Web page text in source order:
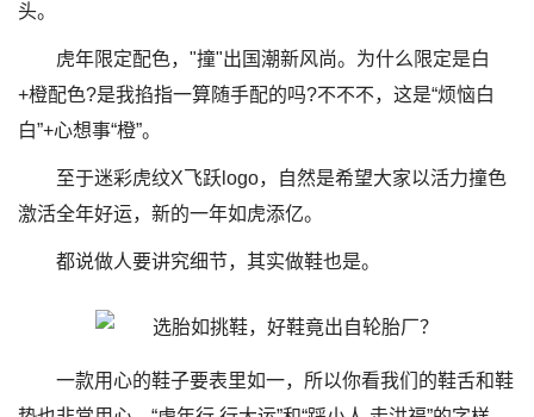
头。
虎年限定配色，"撞"出国潮新风尚。为什么限定是白
+橙配色?是我掐指一算随手配的吗?不不不，这是“烦恼白
白”+心想事“橙”。
至于迷彩虎纹X飞跃logo，自然是希望大家以活力撞色
激活全年好运，新的一年如虎添亿。
都说做人要讲究细节，其实做鞋也是。
一款用心的鞋子要表里如一，所以你看我们的鞋舌和鞋